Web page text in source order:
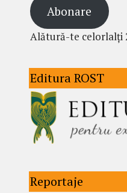
Abonare
Alătură-te celorlalți
Editura ROST
Reportaje